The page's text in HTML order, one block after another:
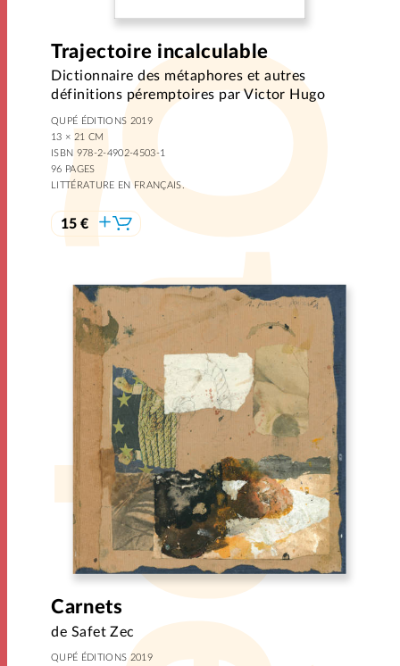
Trajectoire incalculable
Dictionnaire des métaphores et autres
définitions péremptoires par Victor Hugo
QUPÉ ÉDITIONS 2019
13 × 21 CM
ISBN 978-2-4902-4503-1
96 PAGES
LITTÉRATURE EN FRANÇAIS.
15 €
Carnets
de Safet Zec
QUPÉ ÉDITIONS 2019